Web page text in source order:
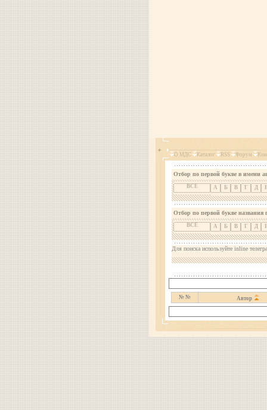
О МДС Каталог RSS Форум
Отбор по первой букве в имени
ВСЕ А Б В Г Д
Отбор по первой букве названия
ВСЕ А Б В Г Д
Для поиска используйте inline
№ № Автор